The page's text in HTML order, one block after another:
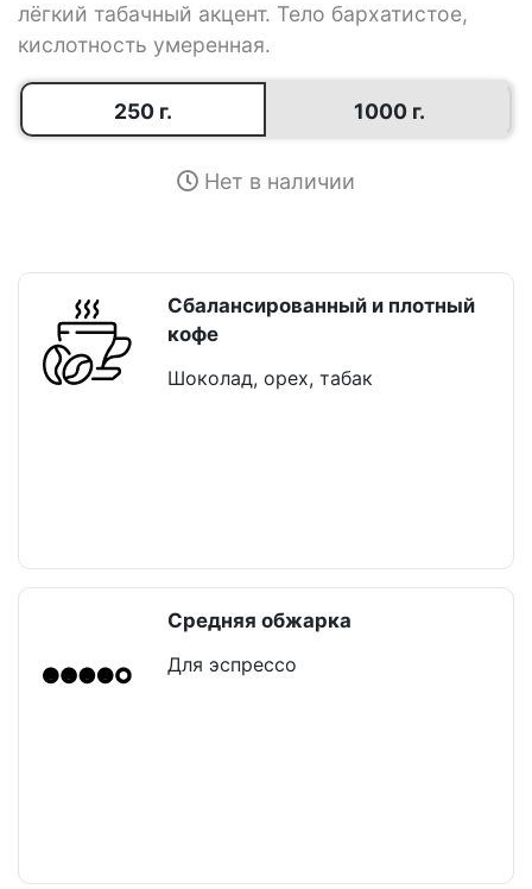
лёгкий табачный акцент. Тело бархатистое,
кислотность умеренная.
250 г. 1000 г.
Нет в наличии
Сбалансированный и плотный
кофе
Шоколад, орех, табак
Средняя обжарка
Для эспрессо